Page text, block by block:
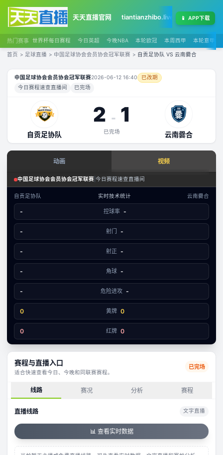
天天直播官网 tiantianzhibo.live 天天足球赛程
📱 APP下载
热门赛事 世界杯每日赛程 今日英超 今晚NBA 本轮欧冠 本周西甲 本轮意甲
首页 > 足球直播 > 中国足球协会会员协会冠军联赛 > 自贡足协队 VS 云南爨合
自贡足协队 VS云南爨合直播
中国足球协会会员协会冠军联赛2026-06-12 16:40
已改期
今日赛程速查直播间
已完场
自贡足协队
2 - 1
已完场 云南爨合
动画 视频
中国足球协会会员协会冠军联赛 今日赛程速查直播间
中国足球协会会员协会冠军联赛 攻防态势
已结束
自贡足协队
2
数据视图
-
云南爨合
1
足球场景态势
自贡足协队 实时技术统计 云南爨合
- 控球率 -
- 射门 -
- 射正 -
- 角球 -
- 危险进攻 -
0 黄牌 0
0 红牌 0
赛程与直播入口
适合快速查看今日、今晚和同联赛赛程。
已完场
线路 赛况 分析 赛程
直播线路 文字直播
📊 查看实时数据